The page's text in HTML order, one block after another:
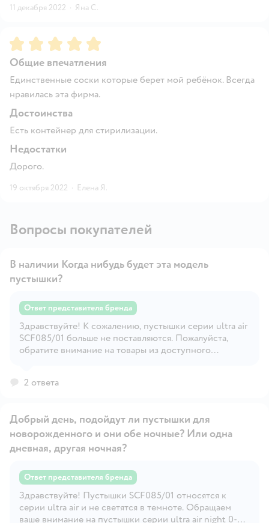
11 декабря 2022 · Яна С.
Рейтинг:5
Общие впечатления
Единственные соски которые берет мой ребёнок. Всегда
нравилась эта фирма.
Достоинства
Есть контейнер для стирилизации.
Недостатки
Дорого.
19 октября 2022 · Елена Я.
Вопросы покупателей
Открыть вопрос
В наличии Когда нибудь будет эта модель
пустышки?
Ответ представителя бренда
Здравствуйте! К сожалению, пустышки серии ultra air
SCF085/01 больше не поставляются. Пожалуйста,
обратите внимание на товары из доступного
дополнительных вопросов, пожалуйста, свяжитесь с
социальную сеть VK или Telegram
https://t.me/Philips_RU_bot. Мы работаем в будние
дни с понедельника по пятницу с 09:00 до 18:00 (по
московскому времени), будем рады помочь!
2 ответа
Открыть вопрос
Добрый день, подойдут ли пустышки для
новорожденного и они обе ночные? Или одна
дневная, другая ночная?
Ответ представителя бренда
Здравствуйте! Пустышки SCF085/01 относятся к
серии ultra air и не светятся в темноте. Обращаем
ваше внимание на пустышки серии ultra air night 0-6